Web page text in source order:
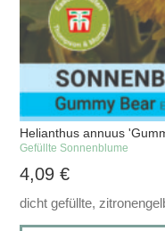
Helianthus annuus
Gefüllte Sonnenblume
4,09€
dicht gefüllte,